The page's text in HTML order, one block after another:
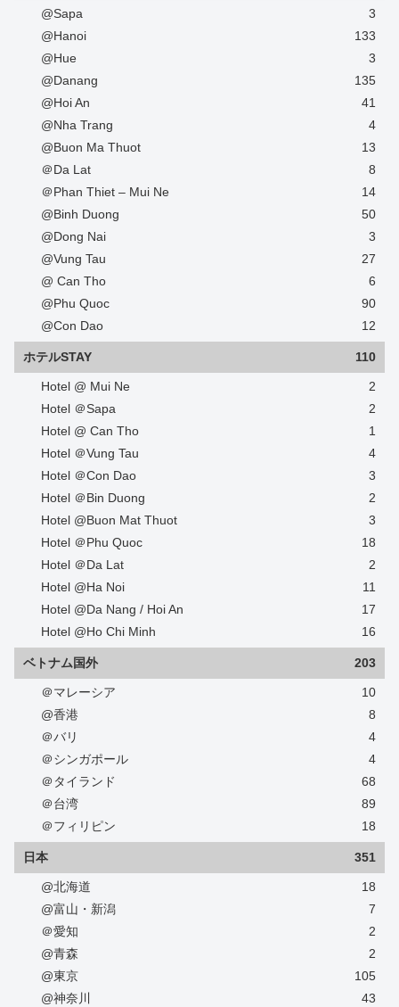
@Sapa
3
@Hanoi
133
@Hue
3
@Danang
135
@Hoi An
41
@Nha Trang
4
@Buon Ma Thuot
13
＠Da Lat
8
＠Phan Thiet – Mui Ne
14
@Binh Duong
50
@Dong Nai
3
@Vung Tau
27
@ Can Tho
6
@Phu Quoc
90
@Con Dao
12
ホテルSTAY 110
Hotel @ Mui Ne
2
Hotel ＠Sapa
2
Hotel @ Can Tho
1
Hotel ＠Vung Tau
4
Hotel ＠Con Dao
3
Hotel ＠Bin Duong
2
Hotel @Buon Mat Thuot
3
Hotel ＠Phu Quoc
18
Hotel ＠Da Lat
2
Hotel @Ha Noi
11
Hotel @Da Nang / Hoi An
17
Hotel @Ho Chi Minh
16
ベトナム国外 203
＠マレーシア
10
@香港
8
＠バリ
4
＠シンガポール
4
＠タイランド
68
＠台湾
89
＠フィリピン
18
日本 351
@北海道
18
@富山・新潟
7
＠愛知
2
@青森
2
@東京
105
@神奈川
43